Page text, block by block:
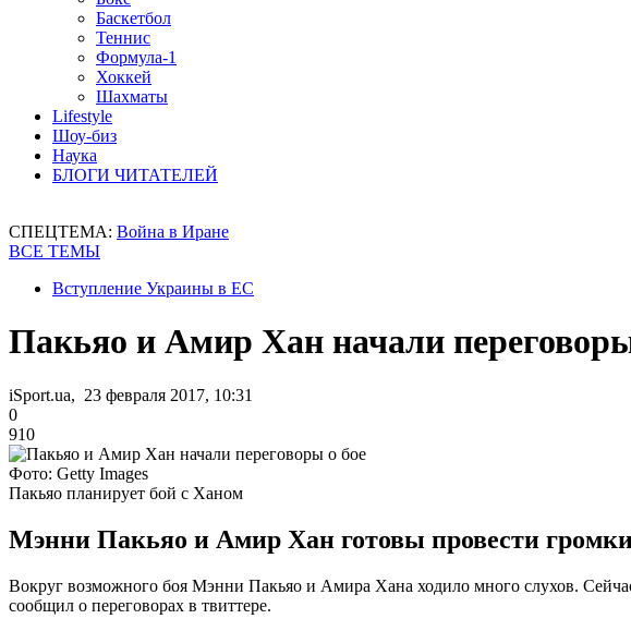
Баскетбол
Теннис
Формула-1
Хоккей
Шахматы
Lifestyle
Шоу-биз
Наука
БЛОГИ ЧИТАТЕЛЕЙ
СПЕЦТЕМА: Война в Иране
ВСЕ ТЕМЫ
Вступление Украины в ЕС
Пакьяо и Амир Хан начали
iSport.ua, 23 февраля 2017, 10:31
0
910
Фото: Getty Images
Пакьяо планирует бой с Ханом
Мэнни Пакьяо и Амир Хан готовы провести
Вокруг возможного боя Мэнни Пакьяо и Амира Хана ходило много слухов.
сообщил о переговорах в твиттере.